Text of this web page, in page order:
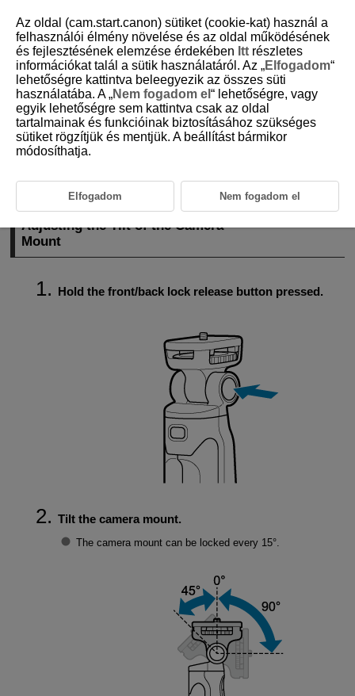
D412-008
Adjusting the Angle of the Camera
Mount
Adjusting the Tilt of the Camera Mount
Camera Mount Turning
Adjusting the Tilt of the Camera
Mount
Hold the front/back lock release button pressed.
Tilt the camera mount.
The camera mount can be locked every 15°.
Az oldal (cam.start.canon) sütiket (cookie-kat) használ a
felhasználói élmény növelése és az oldal működésének
és fejlesztésének elemzése érdekében Itt részletes
információkat talál a sütik használatáról. Az „Elfogadom“
lehetőségre kattintva beleegyezik az összes süti
használatába. A „Nem fogadom el “ lehetőségre, vagy
egyik lehetőségre sem kattintva csak az oldal
tartalmainak és funkcióinak biztosításához szükséges
sütiket rögzítjük és mentjük. A beállítást bármikor
módosíthatja.
Elfogadom Nem fogadom el